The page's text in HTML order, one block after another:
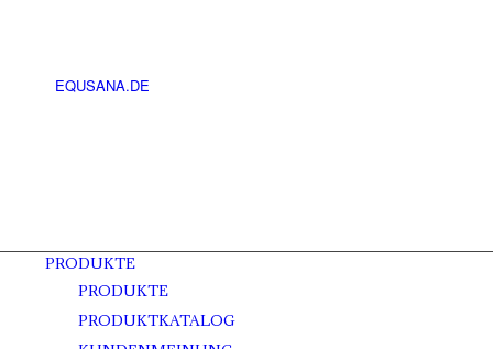
PRODUKTE
PRODUKTE
PRODUKTKATALOG